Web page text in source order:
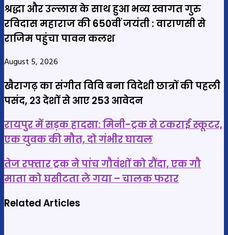
श्रद्धा और उल्लास के साथ हुआ भव्य स्वागत गुरु
रविदास महाराज की 650वीं जयंती : वाराणसी से
राजिम पहुंचा पावन कलश
August 5, 2026
खैरागढ़ का संगीत विवि बना विदेशी छात्रों की पहली
पसंद, 23 देशों से आए 253 आवेदन
रायपुर
में
हादसा:
मिनी-
से
रायपुर में सड़क हादसा: मिनी-ट्रक से टकराई स्कूटर,
एक युवक की मौत, दो गंभीर घायल
तेज
रफ्तार
ने
तेज रफ्तार ट्रक ने पांच गौवंशों को रौंदा, एक गौ
माता को घसीटता ले गया – चालक फरार
Related Articles